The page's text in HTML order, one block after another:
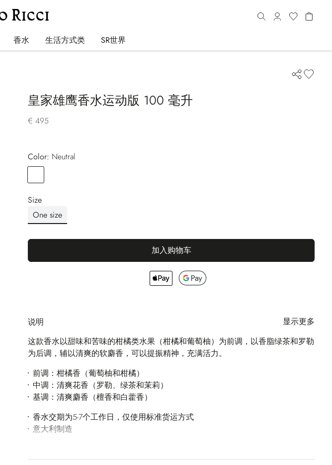
香水 生活方式类 SR世界
皇家雄鹰香水运动版 100 毫升
€ 495
Color:
neutral
Size
One size
加入购物车
说明
显示更多
这款香水以甜味和苦味的柑橘类水果（柑橘和葡萄柚）为前调，以香脂绿茶和罗勒
为后调，辅以清爽的软麝香，可以提振精神，充满活力。
前调：柑橘香（葡萄柚和柑橘）
中调：清爽花香（罗勒、绿茶和茉莉）
基调：清爽麝香（檀香和白藿香）
香水交期为5-7个工作日，仅使用标准货运方式
意大利制造